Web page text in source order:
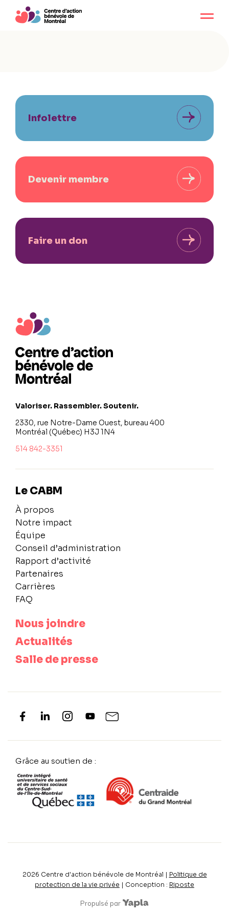
Infolettre
Devenir membre
Faire un don
Valoriser. Rassembler. Soutenir.
2330, rue Notre-Dame Ouest, bureau 400
Montréal (Québec) H3J 1N4
514 842-3351
Le CABM
À propos
Notre impact
Équipe
Conseil d’administration
Rapport d’activité
Partenaires
Carrières
FAQ
Nous joindre
Actualités
Salle de presse
Grâce au soutien de :
2026 Centre d'action bénévole de Montréal | Politique de
protection de la vie privée | Conception : Riposte
Propulsé par